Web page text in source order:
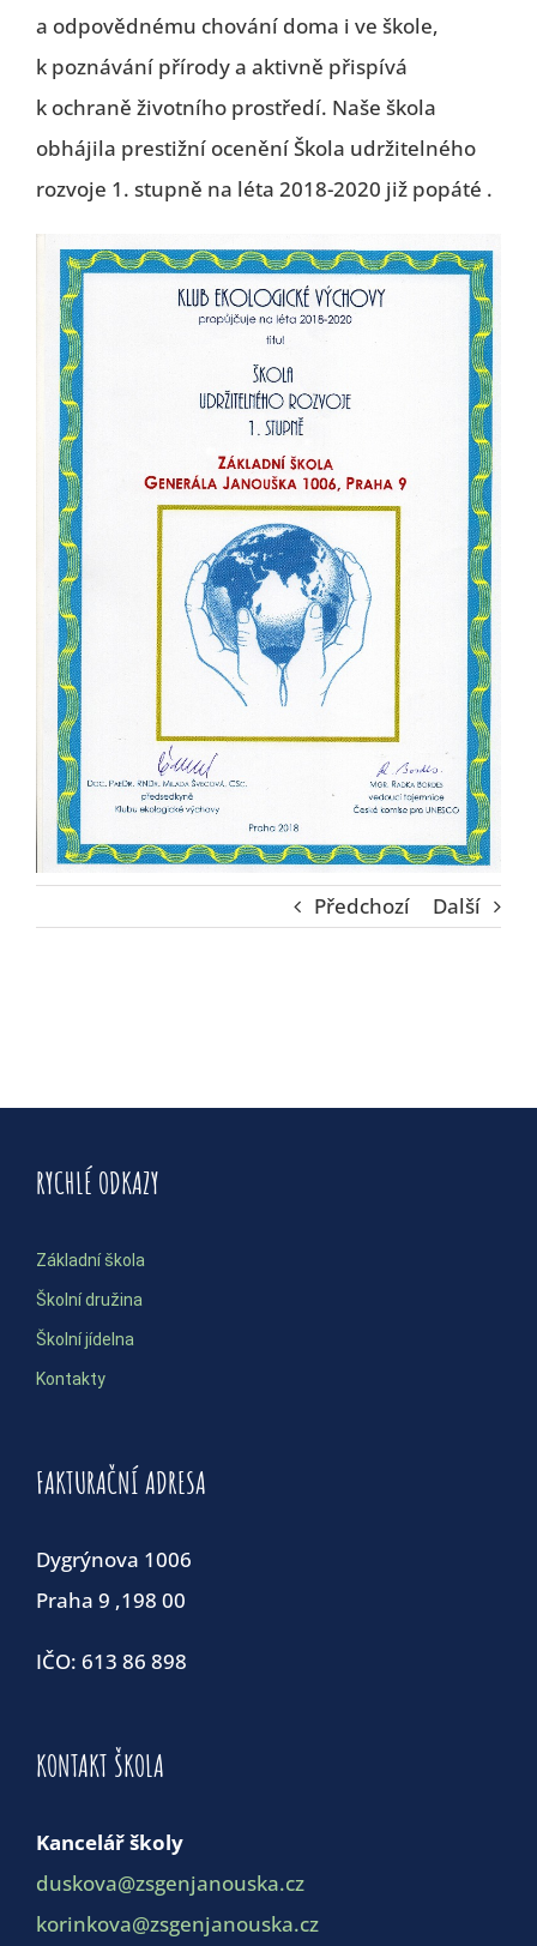
Předchozí Další
a odpovědnému chování doma i ve škole,
k poznávání přírody a aktivně přispívá
k ochraně životního prostředí. Naše škola
obhájila prestižní ocenění Škola udržitelného
rozvoje 1. stupně na léta 2018-2020 již popáté .
RYCHLÉ ODKAZY
Základní škola
Školní družina
Školní jídelna
Kontakty
FAKTURAČNÍ ADRESA
Dygrýnova 1006
Praha 9 ,198 00
IČO: 613 86 898
KONTAKT ŠKOLA
Kancelář školy
duskova@zsgenjanouska.cz
korinkova@zsgenjanouska.cz